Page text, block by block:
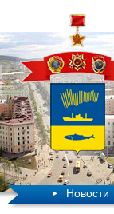
Новости